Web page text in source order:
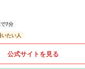
7分
たい人
公式サイトを見る